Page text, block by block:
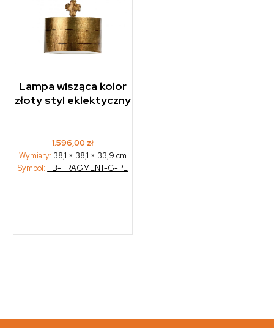
Lampa wisząca kolor
złoty styl eklektyczny
1.596,00 zł
Wymiary: 38,1 × 38,1 × 33,9 cm
Symbol: FB-FRAGMENT-G-PL